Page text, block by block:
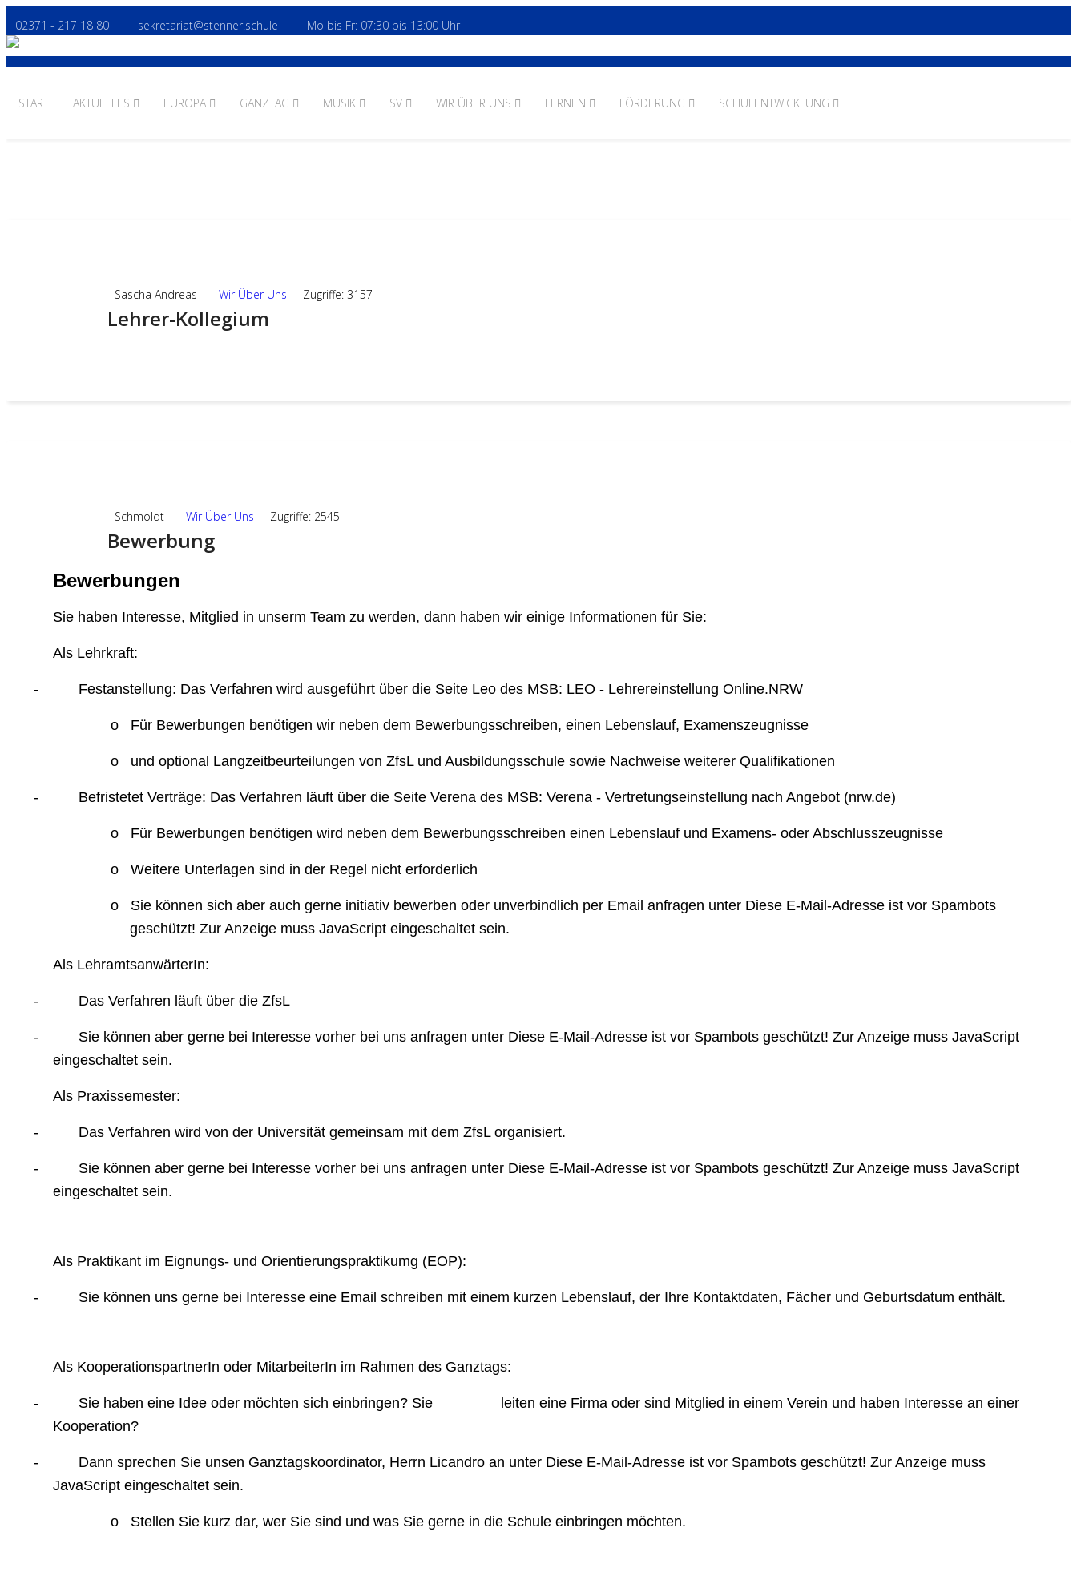
02371 - 217 18 80 sekretariat@stenner.schule Mo bis Fr: 07:30 bis 13:00 Uhr
START AKTUELLES EUROPA GANZTAG MUSIK SV WIR ÜBER UNS LERNEN FÖRDERUNG SCHULENTWICKLUNG
Sascha Andreas Wir Über Uns Zugriffe: 3157
Lehrer-Kollegium
Schmoldt Wir Über Uns Zugriffe: 2545
Bewerbung
Bewerbungen
Sie haben Interesse, Mitglied in unserm Team zu werden, dann haben wir einige Informationen für Sie:
Als Lehrkraft:
- Festanstellung: Das Verfahren wird ausgeführt über die Seite Leo des MSB: LEO - Lehrereinstellung Online.NRW
o Für Bewerbungen benötigen wir neben dem Bewerbungsschreiben, einen Lebenslauf, Examenszeugnisse
o und optional Langzeitbeurteilungen von ZfsL und Ausbildungsschule sowie Nachweise weiterer Qualifikationen
- Befristetet Verträge: Das Verfahren läuft über die Seite Verena des MSB: Verena - Vertretungseinstellung nach Angebot (nrw.de)
o Für Bewerbungen benötigen wird neben dem Bewerbungsschreiben einen Lebenslauf und Examens- oder Abschlusszeugnisse
o Weitere Unterlagen sind in der Regel nicht erforderlich
o Sie können sich aber auch gerne initiativ bewerben oder unverbindlich per Email anfragen unter Diese E-Mail-Adresse ist vor Spambots
geschützt! Zur Anzeige muss JavaScript eingeschaltet sein.
Als LehramtsanwärterIn:
- Das Verfahren läuft über die ZfsL
- Sie können aber gerne bei Interesse vorher bei uns anfragen unter Diese E-Mail-Adresse ist vor Spambots geschützt! Zur Anzeige muss JavaScript
eingeschaltet sein.
Als Praxissemester:
- Das Verfahren wird von der Universität gemeinsam mit dem ZfsL organisiert.
- Sie können aber gerne bei Interesse vorher bei uns anfragen unter Diese E-Mail-Adresse ist vor Spambots geschützt! Zur Anzeige muss JavaScript
eingeschaltet sein.
Als Praktikant im Eignungs- und Orientierungspraktikumg (EOP):
- Sie können uns gerne bei Interesse eine Email schreiben mit einem kurzen Lebenslauf, der Ihre Kontaktdaten, Fächer und Geburtsdatum enthält.
Als KooperationspartnerIn oder MitarbeiterIn im Rahmen des Ganztags:
- Sie haben eine Idee oder möchten sich einbringen? Sie
leiten eine Firma oder sind Mitglied in einem Verein und haben Interesse an einer
Kooperation?
- Dann sprechen Sie unsen Ganztagskoordinator, Herrn Licandro an unter Diese E-Mail-Adresse ist vor Spambots geschützt! Zur Anzeige muss
JavaScript eingeschaltet sein.
o Stellen Sie kurz dar, wer Sie sind und was Sie gerne in die Schule einbringen möchten.